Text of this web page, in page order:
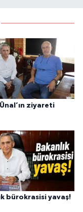
ziyareti
bürokrasisi yavaş!